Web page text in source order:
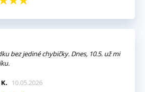
bez jediné chybičky. Dnes, 10.5. už mi
10.05.2026